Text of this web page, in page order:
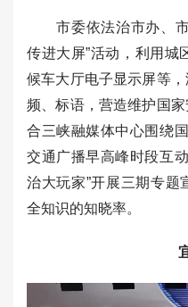
市委依法治市办、市
传进大屏”活动，利用城
候车大厅电子显示屏等
频、标语，营造维护国
合三峡融媒体中心围绕
交通广播早高峰时段互
治大玩家”开展三期专题
全知识的知晓率。